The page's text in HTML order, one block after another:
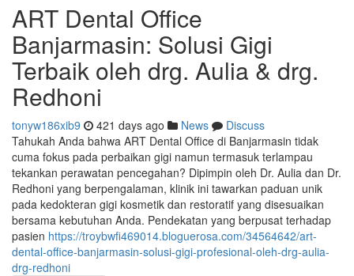
ART Dental Office
Banjarmasin: Solusi Gigi
Terbaik oleh drg. Aulia & drg.
Redhoni
tonyw186xib9 421 days ago News
Discuss
Tahukah Anda bahwa ART Dental Office di Banjarmasin tidak
cuma fokus pada perbaikan gigi namun termasuk terlampau
tekankan perawatan pencegahan? Dipimpin oleh Dr. Aulia dan Dr.
Redhoni yang berpengalaman, klinik ini tawarkan paduan unik
pada kedokteran gigi kosmetik dan restoratif yang disesuaikan
bersama kebutuhan Anda. Pendekatan yang berpusat terhadap
pasien https://troybwfi469014.bloguerosa.com/34564642/art-
dental-office-banjarmasin-solusi-gigi-profesional-oleh-drg-aulia-
drg-redhoni